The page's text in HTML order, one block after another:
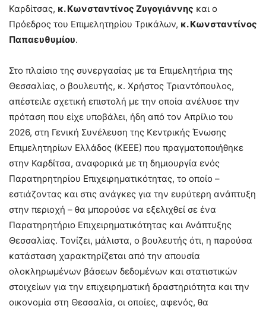
Καρδίτσας, κ. Κωνσταντίνος Ζυγογιάννης και ο
Πρόεδρος του Επιμελητηρίου Τρικάλων, κ. Κωνσταντίνος
Παπαευθυμίου.
Στο πλαίσιο της συνεργασίας με τα Επιμελητήρια της
Θεσσαλίας, ο βουλευτής, κ. Χρήστος Τριαντόπουλος,
απέστειλε σχετική επιστολή με την οποία ανέλυσε την
πρόταση που είχε υποβάλει, ήδη από τον Απρίλιο του
2026, στη Γενική Συνέλευση της Κεντρικής Ένωσης
Επιμελητηρίων Ελλάδος (ΚΕΕΕ) που πραγματοποιήθηκε
στην Καρδίτσα, αναφορικά με τη δημιουργία ενός
Παρατηρητηρίου Επιχειρηματικότητας, το οποίο –
εστιάζοντας και στις ανάγκες για την ευρύτερη ανάπτυξη
στην περιοχή – θα μπορούσε να εξελιχθεί σε ένα
Παρατηρητήριο Επιχειρηματικότητας και Ανάπτυξης
Θεσσαλίας. Τονίζει, μάλιστα, ο βουλευτής ότι, η παρούσα
κατάσταση χαρακτηρίζεται από την απουσία
ολοκληρωμένων βάσεων δεδομένων και στατιστικών
στοιχείων για την επιχειρηματική δραστηριότητα και την
οικονομία στη Θεσσαλία, οι οποίες, αφενός, θα